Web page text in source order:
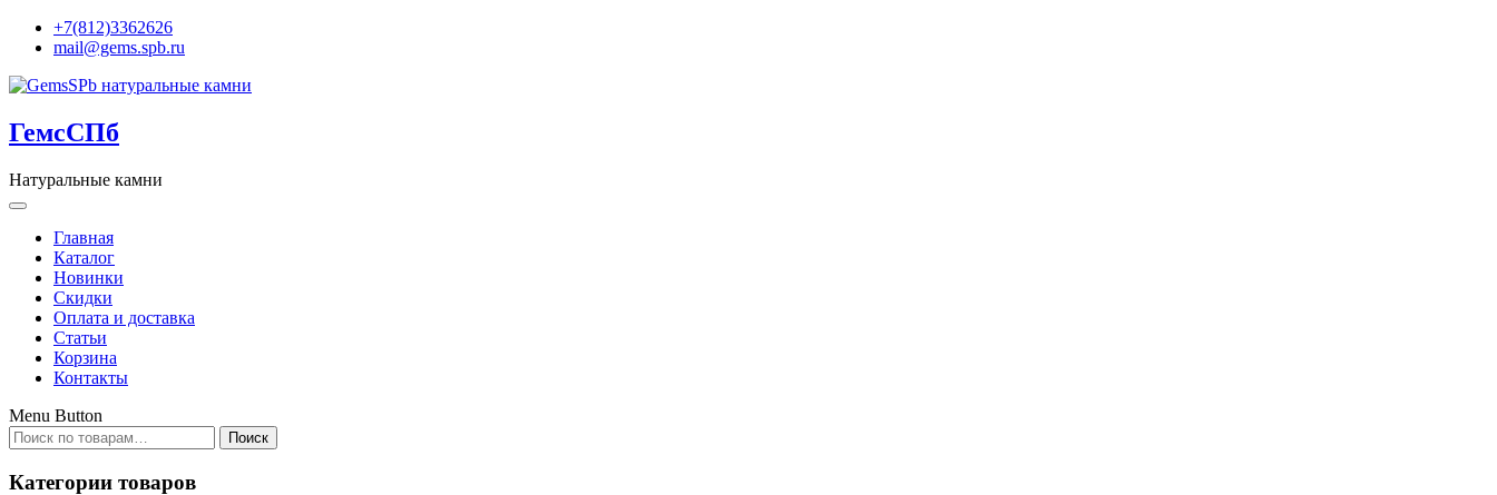
+7(812)3362626
mail@gems.spb.ru
ГемсСПб
Натуральные камни
Главная
Каталог
Новинки
Скидки
Оплата и доставка
Статьи
Корзина
Контакты
Menu Button
Искать:
Поиск
Категории товаров